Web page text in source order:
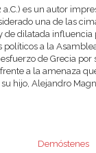
es un autor
una de las
de dilatada influencia
políticos a la
de Grecia por
a la amenaza
hijo, Alejandro
Demóstenes